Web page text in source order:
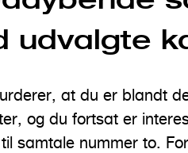
udvalgte
at du er blandt
og du fortsat er
samtale nummer to.